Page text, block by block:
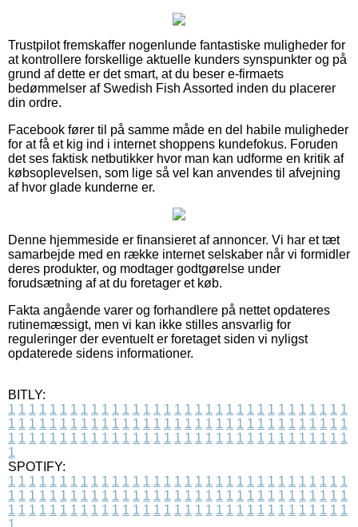
Trustpilot fremskaffer nogenlunde fantastiske muligheder for
at kontrollere forskellige aktuelle kunders synspunkter og på
grund af dette er det smart, at du beser e-firmaets
bedømmelser af Swedish Fish Assorted inden du placerer
din ordre.
Facebook fører til på samme måde en del habile muligheder
for at få et kig ind i internet shoppens kundefokus. Foruden
det ses faktisk netbutikker hvor man kan udforme en kritik af
købsoplevelsen, som lige så vel kan anvendes til afvejning
af hvor glade kunderne er.
Denne hjemmeside er finansieret af annoncer. Vi har et tæt
samarbejde med en række internet selskaber når vi formidler
deres produkter, og modtager godtgørelse under
forudsætning af at du foretager et køb.
Fakta angående varer og forhandlere på nettet opdateres
rutinemæssigt, men vi kan ikke stilles ansvarlig for
reguleringer der eventuelt er foretaget siden vi nyligst
opdaterede sidens informationer.
BITLY:
1 1 1 1 1 1 1 1 1 1 1 1 1 1 1 1 1 1 1 1 1 1 1 1 1 1 1 1 1 1 1 1 1
1 1 1 1 1 1 1 1 1 1 1 1 1 1 1 1 1 1 1 1 1 1 1 1 1 1 1 1 1 1 1 1 1
1 1 1 1 1 1 1 1 1 1 1 1 1 1 1 1 1 1 1 1 1 1 1 1 1 1 1 1 1 1 1 1 1
1
SPOTIFY:
1 1 1 1 1 1 1 1 1 1 1 1 1 1 1 1 1 1 1 1 1 1 1 1 1 1 1 1 1 1 1 1 1
1 1 1 1 1 1 1 1 1 1 1 1 1 1 1 1 1 1 1 1 1 1 1 1 1 1 1 1 1 1 1 1 1
1 1 1 1 1 1 1 1 1 1 1 1 1 1 1 1 1 1 1 1 1 1 1 1 1 1 1 1 1 1 1 1 1
1